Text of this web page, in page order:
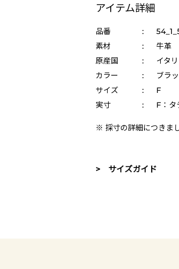
アイテム詳細
品番 :
素材
:
牛革
原産国
:
イタ
カラー
:
ブラ
サイズ
:
F
実寸
: F：タ
※ 採寸の詳細につきま
> サイズガイド